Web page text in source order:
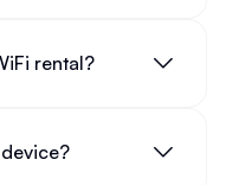
rental?